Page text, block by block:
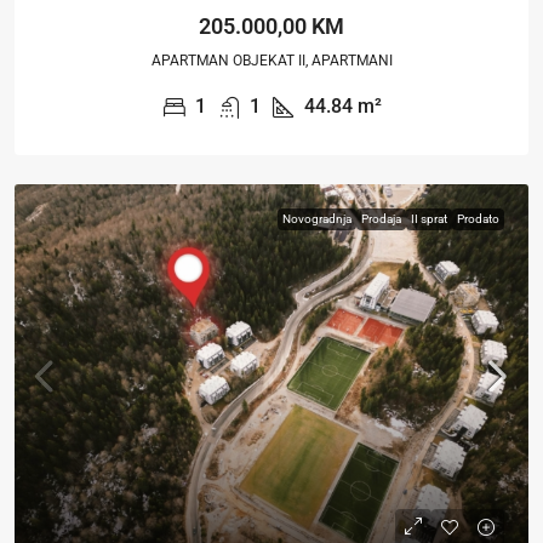
205.000,00 KM
APARTMAN OBJEKAT II, APARTMANI
1 1 44.84 m²
Novogradnja Prodaja II sprat Prodato